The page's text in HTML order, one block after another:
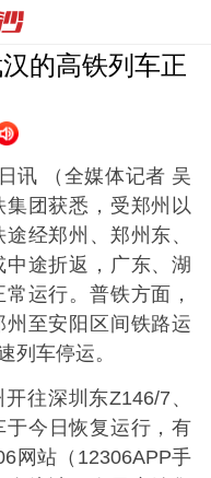
的高铁列车正
（全媒体记者 吴
团获悉，受郑州以
经郑州、郑州东、
途折返，广东、湖
运行。普铁方面，
至安阳区间铁路运
列车停运。
往深圳东Z146/7、
于今日恢复运行，有
网站（12306APP手